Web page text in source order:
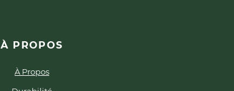
À PROPOS
À Propos